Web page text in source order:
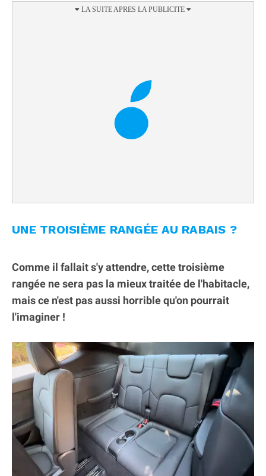
UNE TROISIÈME RANGÉE AU RABAIS ?
Comme il fallait s'y attendre, cette troisième
rangée ne sera pas la mieux traitée de l'habitacle,
mais ce n'est pas aussi horrible qu'on pourrait
l'imaginer !